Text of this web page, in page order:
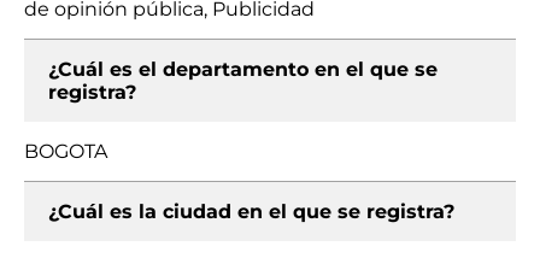
de opinión pública, Publicidad
¿Cuál es el departamento en el que se
registra?
BOGOTA
¿Cuál es la ciudad en el que se registra?